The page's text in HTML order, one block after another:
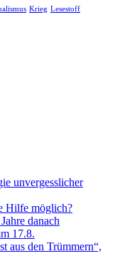
Krieg Lesestoff
unvergesslicher
Hilfe möglich?
danach
17.8.
aus den Trümmern“,